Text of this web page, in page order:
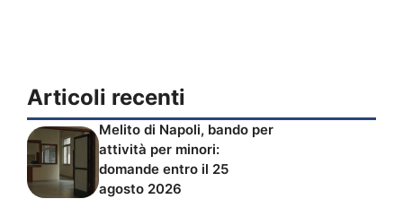
Articoli recenti
Melito di Napoli, bando per
attività per minori:
domande entro il 25
agosto 2026